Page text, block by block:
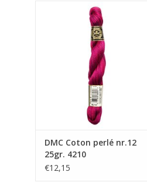
DMC Coton perlé nr.12 25gr.
4210
TOEVOEGEN AAN WINKELWAGEN
DMC Coton perlé nr.12
25gr. 4210
€12,15